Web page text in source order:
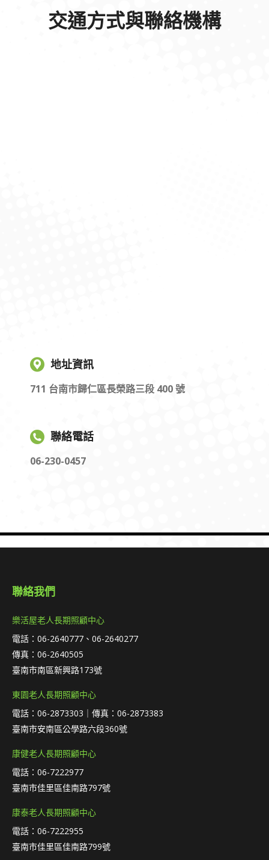
交通方式與聯絡機構
地址資訊
711 台南市歸仁區長榮路三段 400 號
聯絡電話
06-230-0457
聯絡我們
樂活屋老人長期照顧中心
電話：06-2640777、06-2640277
傳真：06-2640505
臺南市南區新興路173號
東園老人長期照顧中心
電話：06-2873303｜傳真：06-2873383
臺南市安南區公學路六段360號
康健老人長期照顧中心
電話：06-7222977
臺南市佳里區佳南路797號
康泰老人長期照顧中心
電話：06-7222955
臺南市佳里區佳南路799號